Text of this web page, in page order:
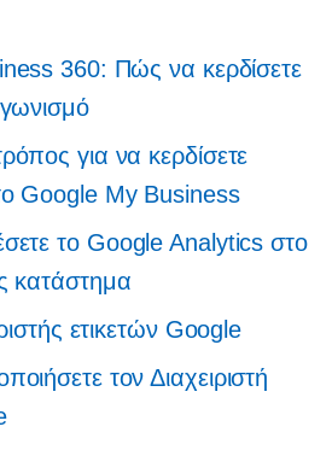
360: Πώς να κερδίσετε
για να κερδίσετε
Google My Business
το Google Analytics στο
κατάστημα
ετικετών Google
τον Διαχειριστή